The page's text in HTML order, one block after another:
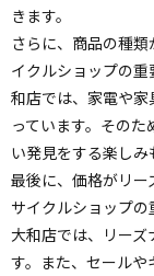
きます。
さらに、商品の種
イクルショップの
和店では、家電や
っています。その
い発見をする楽しみ
最後に、価格がリー
サイクルショップ
大和店では、リー
す。また、セール